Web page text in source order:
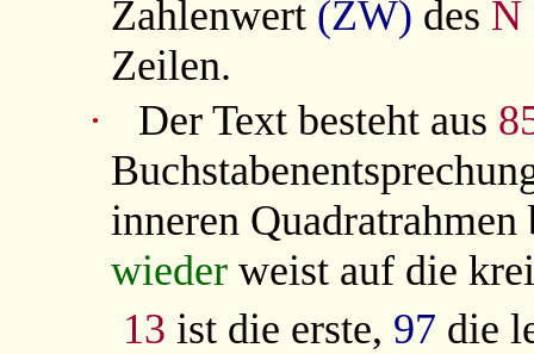
Zahlenwert (ZW) des N
Zeilen.
·
Der Text besteht aus
inneren
wieder weist auf die
13 ist die erste, 97 die